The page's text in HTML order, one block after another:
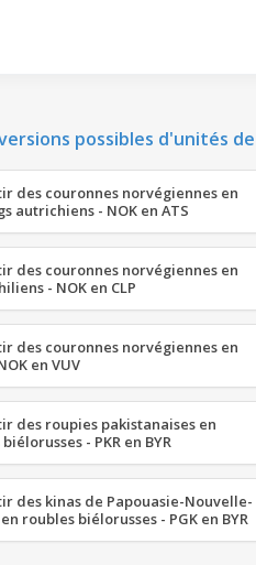
possibles d'unités
des couronnes norvégiennes en
autrichiens - NOK en ATS
des couronnes norvégiennes en
- NOK en CLP
des couronnes norvégiennes en
en VUV
des roupies pakistanaises en
- PKR en BYR
des kinas de Papouasie-Nouvelle-
roubles biélorusses - PGK en BYR